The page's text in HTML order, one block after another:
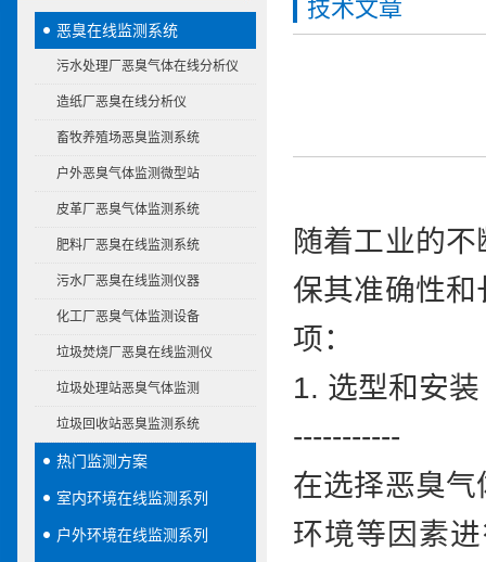
恶臭在线监测系统
污水处理厂恶臭气体在线分析仪
造纸厂恶臭在线分析仪
畜牧养殖场恶臭监测系统
户外恶臭气体监测微型站
皮革厂恶臭气体监测系统
肥料厂恶臭在线监测系统
污水厂恶臭在线监测仪器
化工厂恶臭气体监测设备
垃圾焚烧厂恶臭在线监测仪
垃圾处理站恶臭气体监测
垃圾回收站恶臭监测系统
热门监测方案
室内环境在线监测系列
户外环境在线监测系列
技术文章
随着工业的
保其准确性
项：
1. 选型和安装
-----------
在选择恶臭
环境等因素